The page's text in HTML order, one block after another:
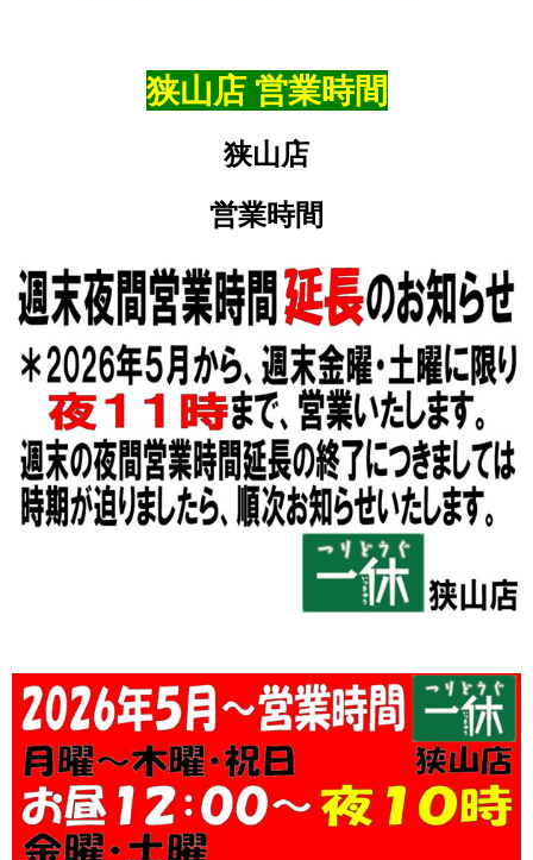
狭山店 営業時間
狭山店
営業時間